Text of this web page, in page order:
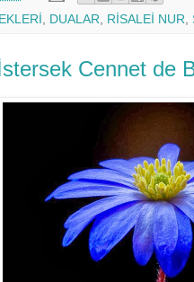
, DUALAR, RİSALEİ NUR,
Cennet de